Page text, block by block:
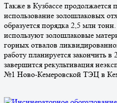
Также в Кузбассе продолжается
использование золошлаковых
образуется порядка 2,5 млн
используют золошлаковые
горных отвалов
работу планируется закончить в
завершится рекультивация
№1 Ново-Кемеровской ТЭЦ в